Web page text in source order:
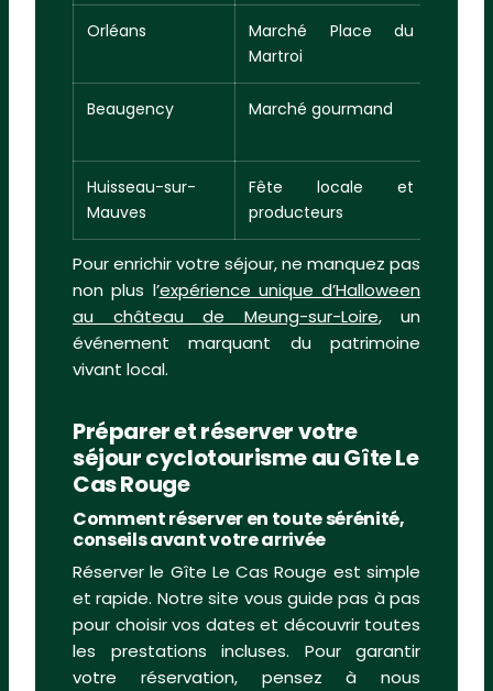
Orléans
Marché Place du
Martroi
Beaugency Marché gourmand
Huisseau-sur-
Mauves
Fête locale et
producteurs
Pour enrichir votre séjour, ne manquez pas
non plus l’expérience unique d’Halloween
au château de Meung-sur-Loire, un
événement marquant du patrimoine
vivant local.
Préparer et réserver votre
séjour cyclotourisme au Gîte Le
Cas Rouge
Comment réserver en toute sérénité,
conseils avant votre arrivée
Réserver le Gîte Le Cas Rouge est simple
et rapide. Notre site vous guide pas à pas
pour choisir vos dates et découvrir toutes
les prestations incluses. Pour garantir
votre réservation, pensez à nous